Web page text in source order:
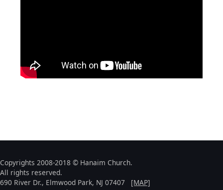
Copyrights 2008-2018 © Hanaim Church.
All rights reserved.
690 River Dr., Elmwood Park, NJ 07407
[MAP]